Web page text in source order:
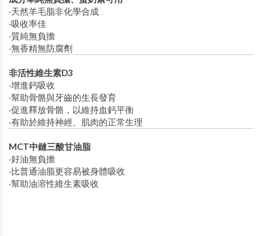
‧天然羊毛脂非化學合成
‧吸收率佳
‧質純無負擔
‧無香精無防腐劑
非活性維生素D3
‧增進鈣吸收
‧幫助骨骼與牙齒的生長發育
‧促進釋放骨骼，以維持血鈣平衡
‧有助於維持神經、肌肉的正常生理
MCT中鏈三酸甘油脂
‧好油無負擔
‧比普通油脂更容易被身體吸收
‧幫助油溶性維生素吸收